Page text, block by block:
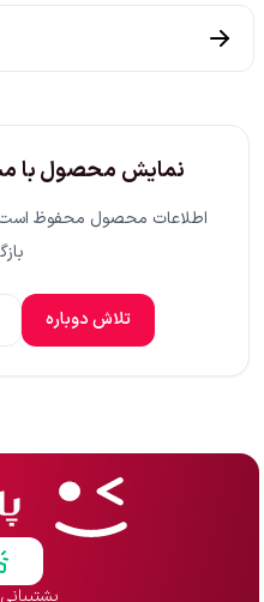
نمایش محصول با
اطلاعات محصول محفوظ است.
تلاش دوباره
پشتیبانی ۲۴